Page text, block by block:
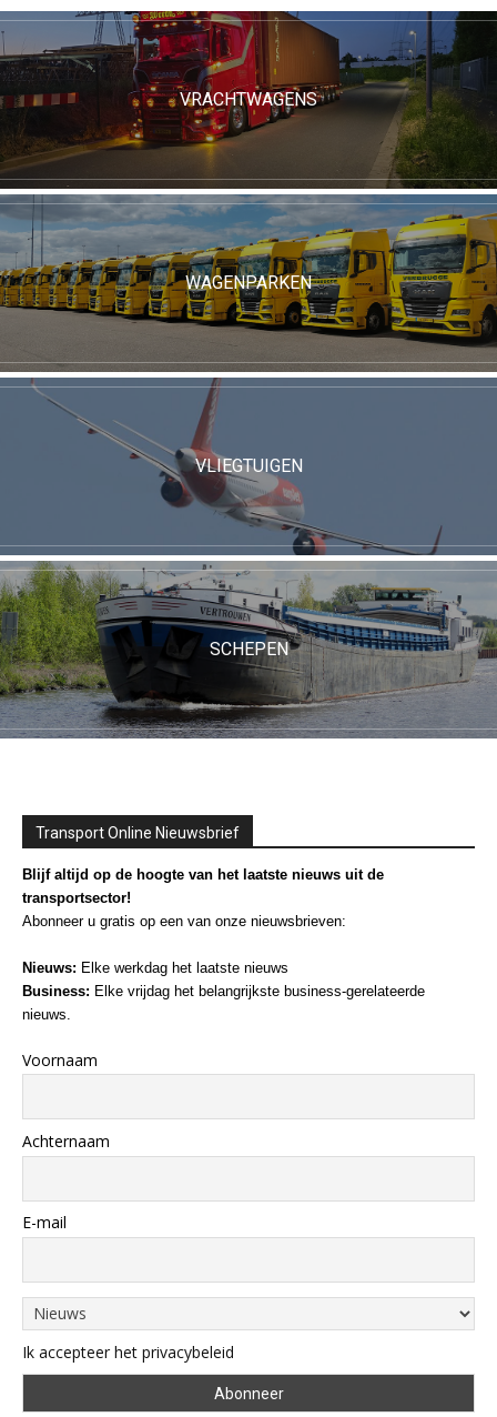
VRACHTWAGENS
WAGENPARKEN
VLIEGTUIGEN
SCHEPEN
Transport Online Nieuwsbrief
Blijf altijd op de hoogte van het laatste nieuws uit de
transportsector!
Abonneer u gratis op een van onze nieuwsbrieven:
Nieuws: Elke werkdag het laatste nieuws
Business: Elke vrijdag het belangrijkste business-gerelateerde
nieuws.
Voornaam
Achternaam
E-mail
Ik accepteer het privacybeleid